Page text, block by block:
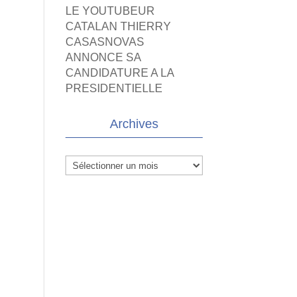
LE YOUTUBEUR
CATALAN THIERRY
CASASNOVAS
ANNONCE SA
CANDIDATURE A LA
PRESIDENTIELLE
Archives
Archives